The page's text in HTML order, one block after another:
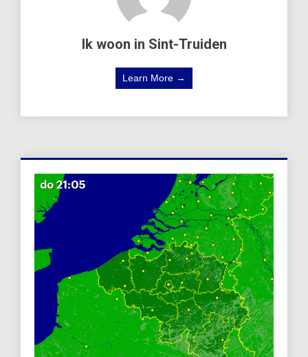
Ik woon in Sint-Truiden
Learn More →